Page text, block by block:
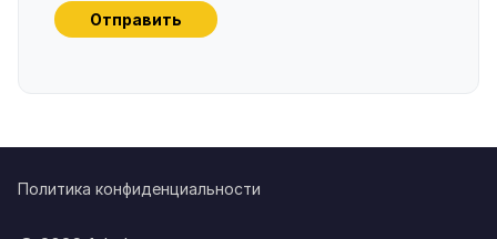
Политика конфиденциальности